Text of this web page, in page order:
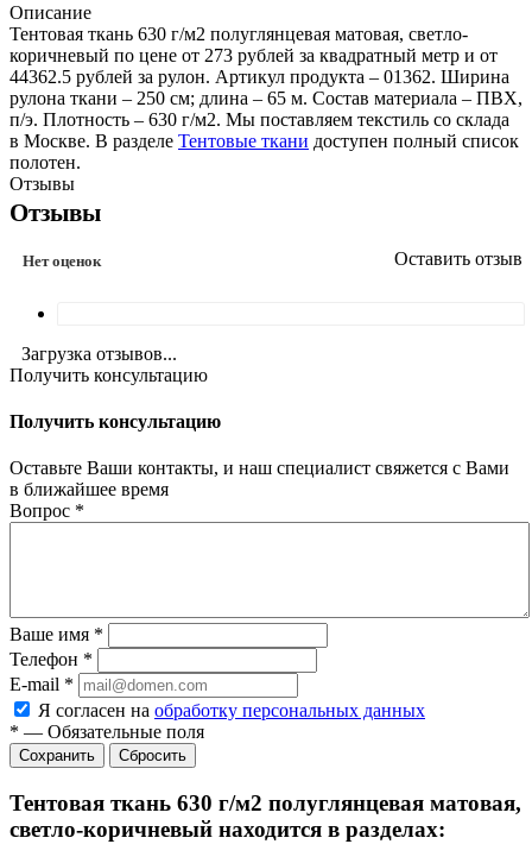
Описание
Тентовая ткань 630 г/м2 полуглянцевая матовая, светло-
коричневый по цене от 273 рублей за квадратный метр и от
44362.5 рублей за рулон. Артикул продукта – 01362. Ширина
рулона ткани – 250 см; длина – 65 м. Состав материала – ПВХ,
п/э. Плотность – 630 г/м2. Мы поставляем текстиль со склада
в Москве. В разделе Тентовые ткани доступен полный список
полотен.
Отзывы
Отзывы
Нет оценок Оставить отзыв
Загрузка отзывов...
Получить консультацию
Получить консультацию
Оставьте Ваши контакты, и наш специалист свяжется с Вами
в ближайшее время
Вопрос *
Ваше имя *
Телефон *
E-mail *
Я согласен на обработку персональных данных
* — Обязательные поля
Сбросить
Тентовая ткань 630 г/м2 полуглянцевая матовая,
светло-коричневый находится в разделах: